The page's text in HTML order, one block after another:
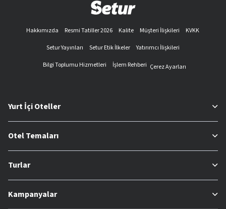
Hakkımızda Resmi Tatiller 2026 Kalite Müşteri İlişkileri
KVKK
Setur Yayınları
Setur Etik İlkeler
Yatırımcı İlişkileri
Bilgi Toplumu Hizmetleri
İşlem Rehberi Çerez Ayarları
Yurt İçi Oteller
Otel Temaları
Turlar
Kampanyalar